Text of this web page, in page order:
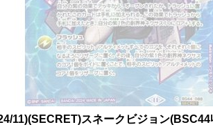
11)(SECRET)スネークビジョン